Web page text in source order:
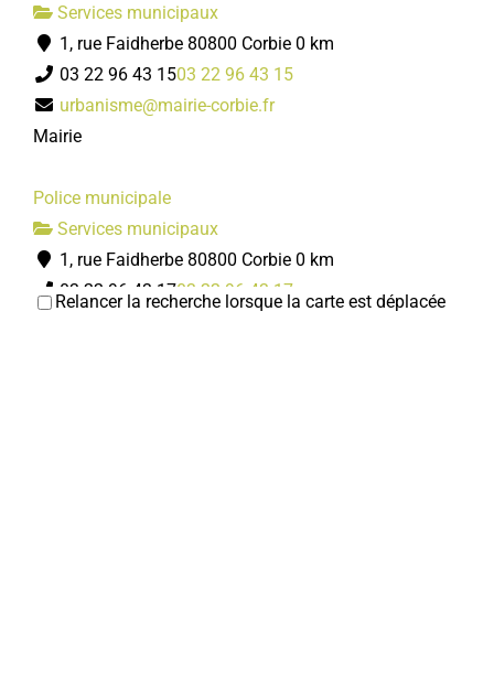
Mairie de Corbie
Services municipaux
1 Rue Faidherbe, 80800 Corbie
mairie@mairie-corbie.fr
https://www.mairie-corbie.fr/
Services municipaux
1, rue Faidherbe 80800 Corbie 0 km
03 22 96 43 1503 22 96 43 15
urbanisme@mairie-corbie.fr
Mairie
Police municipale
Services municipaux
1, rue Faidherbe 80800 Corbie 0 km
03 22 96 43 1703 22 96 43 17
Relancer la recherche lorsque la carte est déplacée